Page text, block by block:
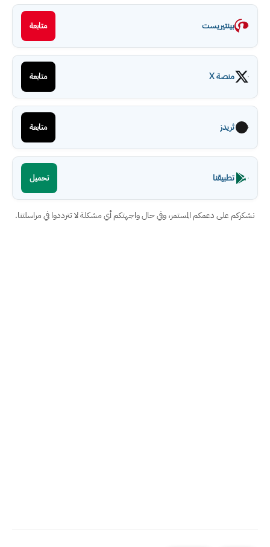
بينتيريست متابعة
منصة X متابعة
ثريدز متابعة
تطبيقنا تحميل
نشكركم على دعمكم المستمر، وفي حال واجهتكم أي مشكلة لا تترددوا في مراسلتنا.